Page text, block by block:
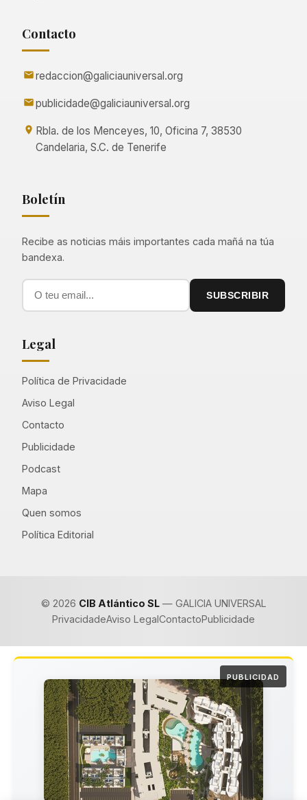
Contacto
redaccion@galiciauniversal.org
publicidade@galiciauniversal.org
Rbla. de los Menceyes, 10, Oficina 7, 38530
Candelaria, S.C. de Tenerife
Boletín
Recibe as noticias máis importantes cada mañá na túa
bandexa.
SUBSCRIBIR
Legal
Política de Privacidade
Aviso Legal
Contacto
Publicidade
Podcast
Mapa
Quen somos
Política Editorial
© 2026 CIB Atlántico SL— GALICIA UNIVERSAL
PrivacidadeAviso LegalContactoPublicidade
PUBLICIDAD